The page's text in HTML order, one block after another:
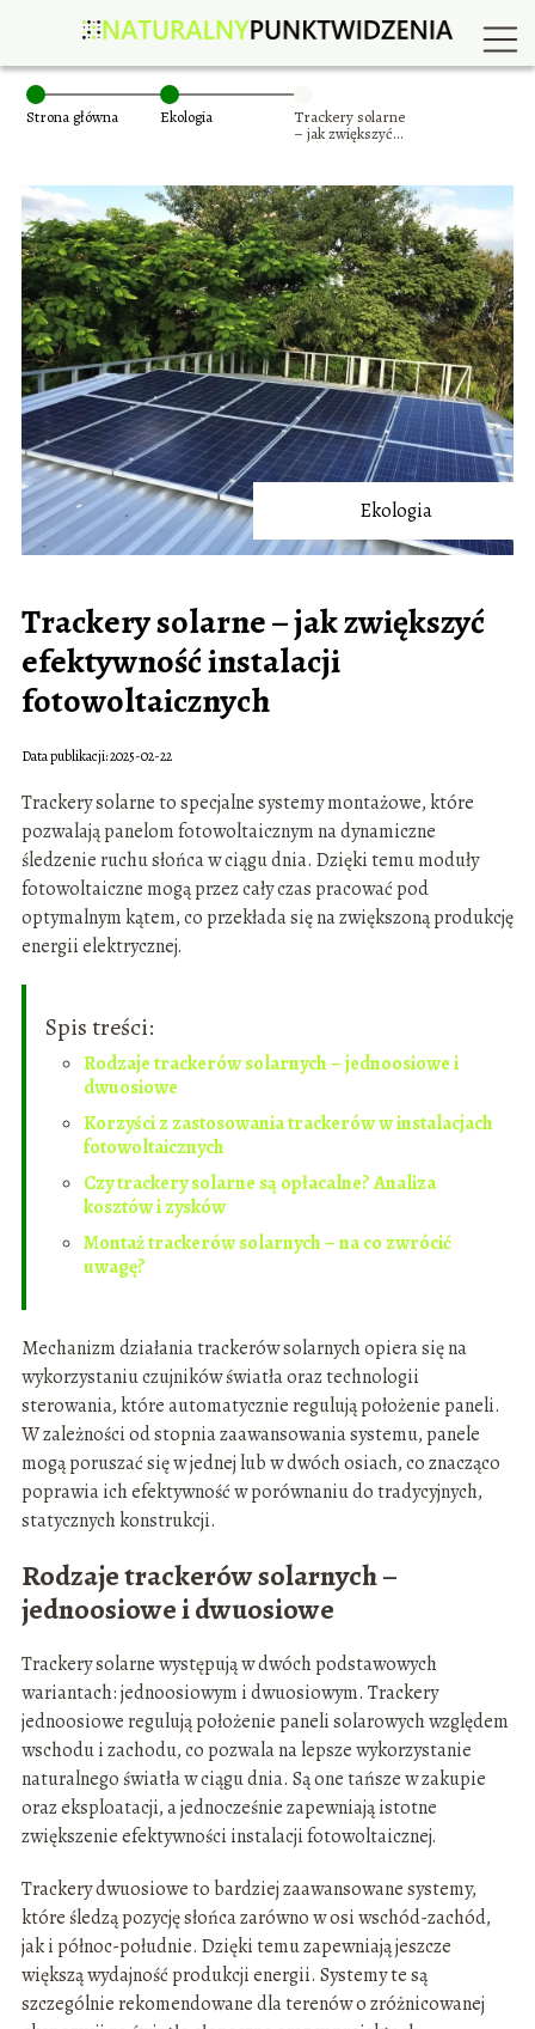
Strona główna Ekologia
Trackery solarne
– jak zwiększyć
fotowoltaicznych
Ekologia
Trackery solarne – jak zwiększyć
efektywność instalacji
fotowoltaicznych
Data publikacji: 2025-02-22
Trackery solarne to specjalne systemy montażowe, które
pozwalają panelom fotowoltaicznym na dynamiczne
śledzenie ruchu słońca w ciągu dnia. Dzięki temu moduły
fotowoltaiczne mogą przez cały czas pracować pod
optymalnym kątem, co przekłada się na zwiększoną produkcję
energii elektrycznej.
Spis treści:
Rodzaje trackerów solarnych – jednoosiowe i
dwuosiowe
Korzyści z zastosowania trackerów w instalacjach
fotowoltaicznych
Czy trackery solarne są opłacalne? Analiza
kosztów i zysków
Montaż trackerów solarnych – na co zwrócić
uwagę?
Mechanizm działania trackerów solarnych opiera się na
wykorzystaniu czujników światła oraz technologii
sterowania, które automatycznie regulują położenie paneli.
W zależności od stopnia zaawansowania systemu, panele
mogą poruszać się w jednej lub w dwóch osiach, co znacząco
poprawia ich efektywność w porównaniu do tradycyjnych,
statycznych konstrukcji.
Rodzaje trackerów solarnych –
jednoosiowe i dwuosiowe
Trackery solarne występują w dwóch podstawowych
wariantach: jednoosiowym i dwuosiowym. Trackery
jednoosiowe regulują położenie paneli solarowych względem
wschodu i zachodu, co pozwala na lepsze wykorzystanie
naturalnego światła w ciągu dnia. Są one tańsze w zakupie
oraz eksploatacji, a jednocześnie zapewniają istotne
zwiększenie efektywności instalacji fotowoltaicznej.
Trackery dwuosiowe to bardziej zaawansowane systemy,
które śledzą pozycję słońca zarówno w osi wschód-zachód,
jak i północ-południe. Dzięki temu zapewniają jeszcze
większą wydajność produkcji energii. Systemy te są
szczególnie rekomendowane dla terenów o zróżnicowanej